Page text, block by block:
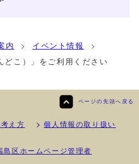
内
イベント情報
どこ）」をご利用ください
ページの先頭へ戻る
え方 個人情報の取り扱い
島区ホームページ管理者